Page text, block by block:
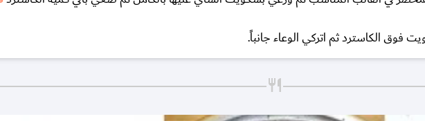
الكاسترد ثم اتركي الوعاء جانباً.